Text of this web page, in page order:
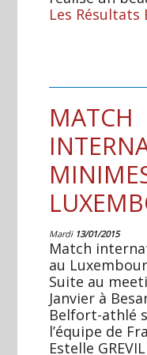
Les
MATCH
Mardi 13/01/2015
Match
au
Suite au
Janvier à
Belfort-athlé
l’équipe de
Estelle